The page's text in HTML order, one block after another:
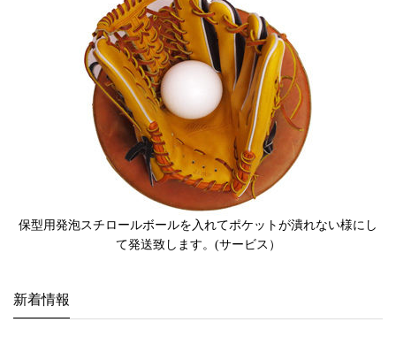
保型用発泡スチロールボールを入れてポケットが潰れない様にし
て発送致します。(サービス）
新着情報